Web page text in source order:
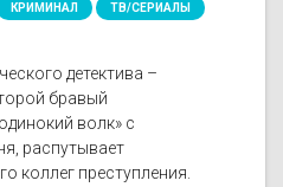
КРИМИНАЛ ТВ/СЕРИАЛЫ
детектива –
бравый
волк» с
распутывает
коллег преступления.